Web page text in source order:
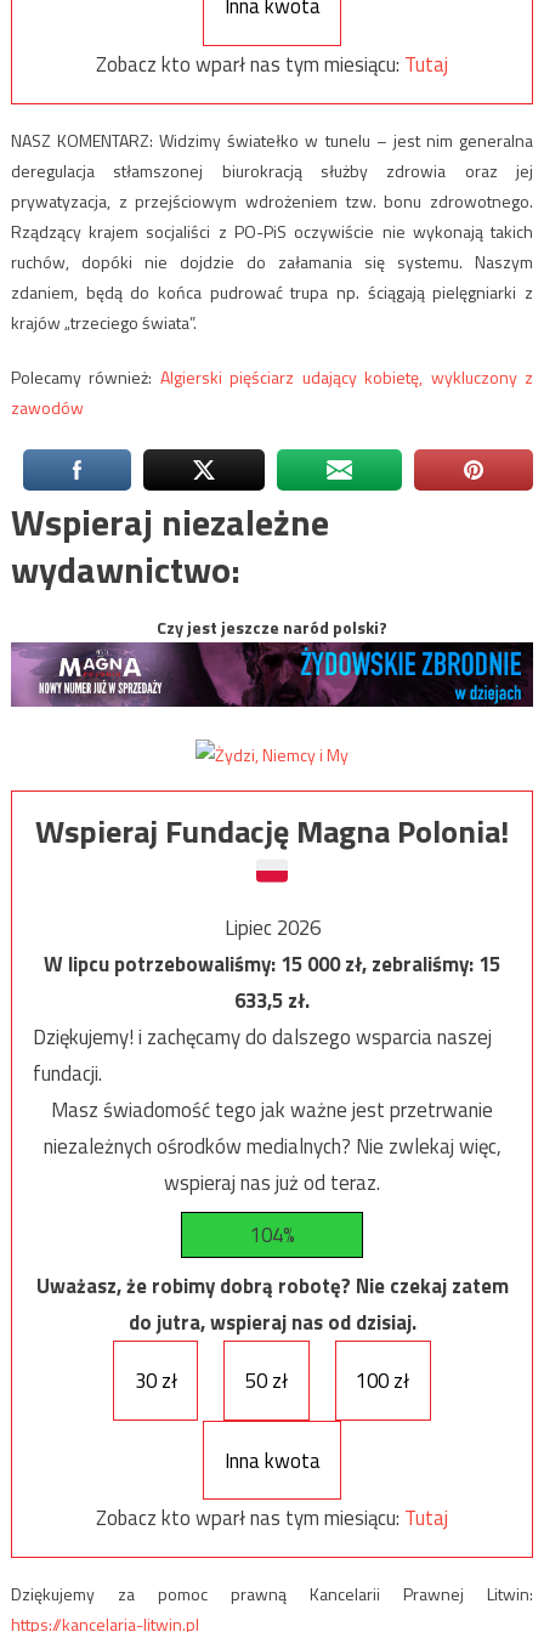
Inna kwota
Zobacz kto wparł nas tym miesiącu: Tutaj
NASZ KOMENTARZ: Widzimy światełko w tunelu – jest nim generalna
deregulacja stłamszonej biurokracją służby zdrowia oraz jej
prywatyzacja, z przejściowym wdrożeniem tzw. bonu zdrowotnego.
Rządzący krajem socjaliści z PO-PiS oczywiście nie wykonają takich
ruchów, dopóki nie dojdzie do załamania się systemu. Naszym
zdaniem, będą do końca pudrować trupa np. ściągają pielęgniarki z
krajów „trzeciego świata”.
Polecamy również: Algierski pięściarz udający kobietę, wykluczony z
zawodów
Wspieraj niezależne
wydawnictwo:
Czy jest jeszcze naród polski?
Wspieraj Fundację Magna Polonia!
Lipiec 2026
W lipcu potrzebowaliśmy:15 000zł, zebraliśmy:15
633,5zł.
Dziękujemy! i zachęcamy do dalszego wsparcia naszej
fundacji.
Masz świadomość tego jak ważne jest przetrwanie
niezależnych ośrodków medialnych? Nie zwlekaj więc,
wspieraj nas już od teraz.
104%
Uważasz, że robimy dobrą robotę? Nie czekaj zatem
do jutra, wspieraj nas od dzisiaj.
30 zł
50 zł 100 zł
Inna kwota
Zobacz kto wparł nas tym miesiącu: Tutaj
Dziękujemy za pomoc prawną Kancelarii Prawnej Litwin:
https://kancelaria-litwin.pl